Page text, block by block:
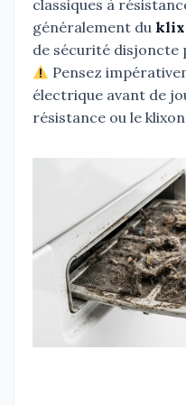
classiques à
généralement du
de sécurité
Pensez
électrique avant de
résistance ou le